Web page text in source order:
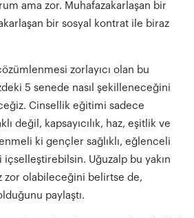
ama zor. Muhafazakarlaşan bir
bir sosyal kontrat ile biraz
zorlayıcı olan bu
5 senede nasıl şekilleneceğini
Cinsellik eğitimi sadece
değil, kapsayıcılık, haz, eşitlik ve
ki gençler sağlıklı, eğlenceli
Uğuzalp bu yakın
zor olabileceğini belirtse de,
paylaştı.